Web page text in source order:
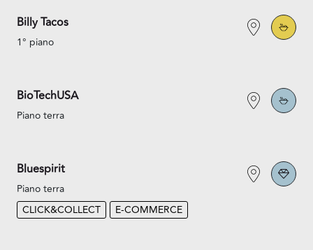
Billy Tacos
1° piano
BioTechUSA
Piano terra
Bluespirit
Piano terra
CLICK&COLLECT
E-COMMERCE